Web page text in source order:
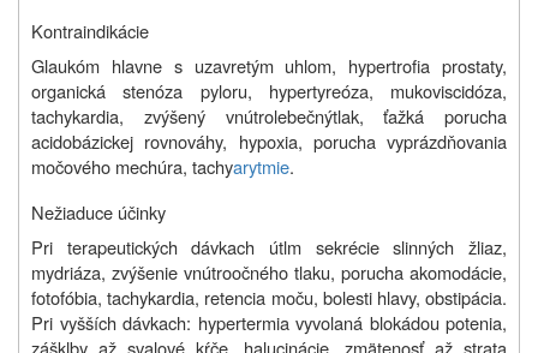
Kontraindikácie
Glaukóm hlavne s uzavretým uhlom, hypertrofia prostaty,
organická stenóza pyloru, hypertyreóza, mukoviscidóza,
tachykardia, zvýšený vnútrolebečnýtlak, ťažká porucha
acidobázickej rovnováhy, hypoxia, porucha vyprázdňovania
močového mechúra, tachyarytmie.
Nežiaduce účinky
Pri terapeutických dávkach útlm sekrécie slinných žliaz,
mydriáza, zvýšenie vnútroočného tlaku, porucha akomodácie,
fotofóbia, tachykardia, retencia moču, bolesti hlavy, obstipácia.
Pri vyšších dávkach: hypertermia vyvolaná blokádou potenia,
zášklby až svalové kŕče, halucinácie, zmätenosť až strata